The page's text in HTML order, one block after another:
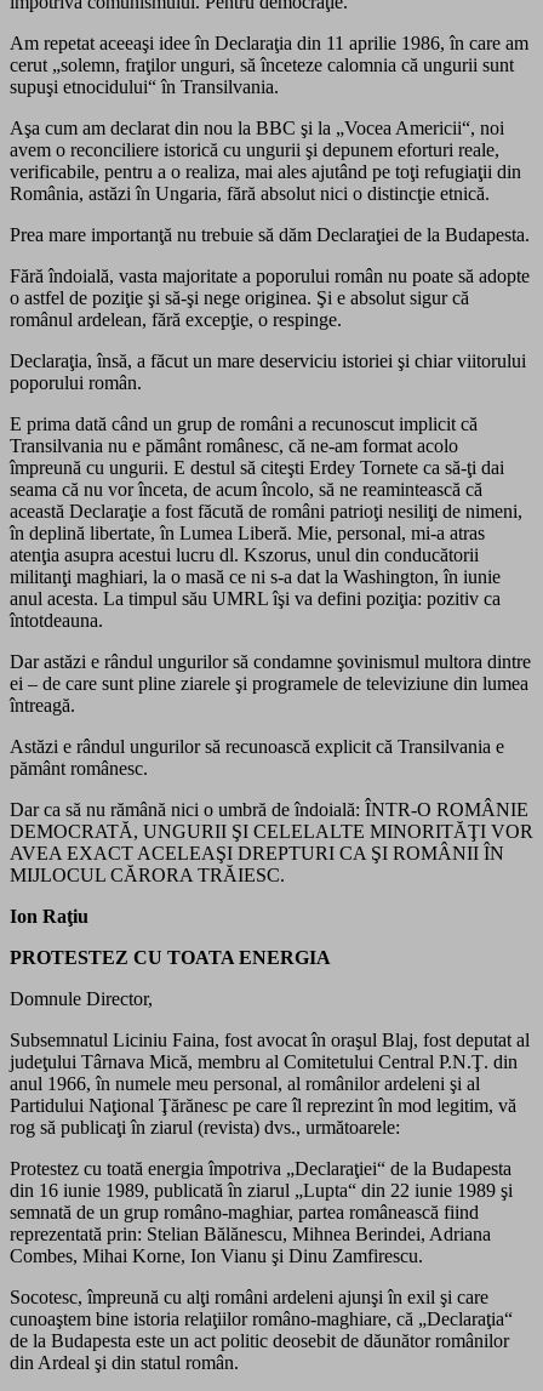
Am repetat aceeaşi idee în Declaraţia din 11 aprilie 1986, în care am
cerut „solemn, fraţilor unguri, să înceteze calomnia că ungurii sunt
supuşi etnocidului“ în Transilvania.
Aşa cum am declarat din nou la BBC şi la „Vocea Americii“, noi
avem o reconciliere istorică cu ungurii şi depunem eforturi reale,
verificabile, pentru a o realiza, mai ales ajutând pe toţi refugiaţii din
România, astăzi în Ungaria, fără absolut nici o distincţie etnică.
Prea mare importanţă nu trebuie să dăm Declaraţiei de la Budapesta.
Fără îndoială, vasta majoritate a poporului român nu poate să adopte
o astfel de poziţie şi să-şi nege originea. Şi e absolut sigur că
românul ardelean, fără excepţie, o respinge.
Declaraţia, însă, a făcut un mare deserviciu istoriei şi chiar viitorului
poporului român.
E prima dată când un grup de români a recunoscut implicit că
Transilvania nu e pământ românesc, că ne-am format acolo
împreună cu ungurii. E destul să citeşti Erdey Tornete ca să-ţi dai
seama că nu vor înceta, de acum încolo, să ne reamintească că
această Declaraţie a fost făcută de români patrioţi nesiliţi de nimeni,
în deplină libertate, în Lumea Liberă. Mie, personal, mi-a atras
atenţia asupra acestui lucru dl. Kszorus, unul din conducătorii
militanţi maghiari, la o masă ce ni s-a dat la Washington, în iunie
anul acesta. La timpul său UMRL îşi va defini poziţia: pozitiv ca
întotdeauna.
Dar astăzi e rândul ungurilor să condamne şovinismul multora dintre
ei – de care sunt pline ziarele şi programele de televiziune din lumea
întreagă.
Astăzi e rândul ungurilor să recunoască explicit că Transilvania e
pământ românesc.
Dar ca să nu rămână nici o umbră de îndoială: ÎNTR-O ROMÂNIE
DEMOCRATĂ, UNGURII ŞI CELELALTE MINORITĂŢI VOR
AVEA EXACT ACELEAŞI DREPTURI CA ŞI ROMÂNII ÎN
MIJLOCUL CĂRORA TRĂIESC.
Ion Raţiu
PROTESTEZ CU TOATA ENERGIA
Domnule Director,
Subsemnatul Liciniu Faina, fost avocat în oraşul Blaj, fost deputat al
judeţului Târnava Mică, membru al Comitetului Central P.N.Ţ. din
anul 1966, în numele meu personal, al românilor ardeleni şi al
Partidului Naţional Ţărănesc pe care îl reprezint în mod legitim, vă
rog să publicaţi în ziarul (revista) dvs., următoarele:
Protestez cu toată energia împotriva „Declaraţiei“ de la Budapesta
din 16 iunie 1989, publicată în ziarul „Lupta“ din 22 iunie 1989 şi
semnată de un grup româno-maghiar, partea românească fiind
reprezentată prin: Stelian Bălănescu, Mihnea Berindei, Adriana
Combes, Mihai Korne, Ion Vianu şi Dinu Zamfirescu.
Socotesc, împreună cu alţi români ardeleni ajunşi în exil şi care
cunoaştem bine istoria relaţiilor româno-maghiare, că „Declaraţia“
de la Budapesta este un act politic deosebit de dăunător românilor
din Ardeal şi din statul român.